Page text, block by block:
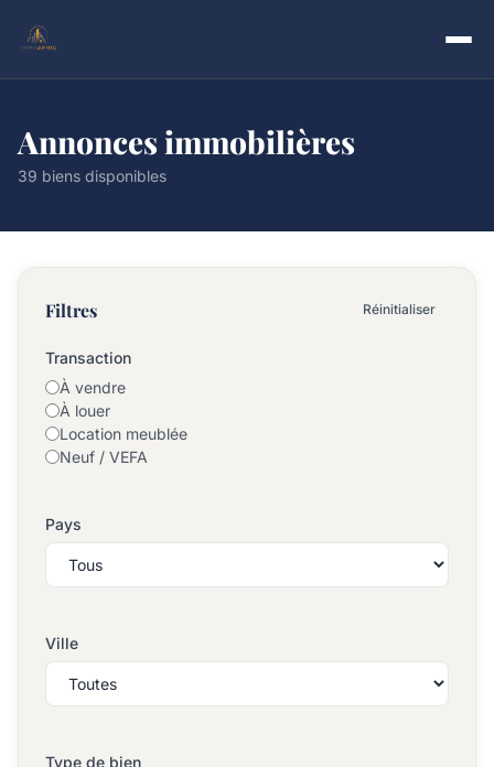
Annonces immobilières
39 biens disponibles
Filtres Réinitialiser
Transaction
À vendre
À louer
Location meublée
Neuf / VEFA
Pays
Ville
Type de bien